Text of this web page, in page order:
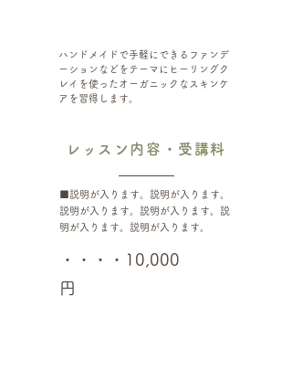
ハンドメイドで手軽にできるファンデ
ーションなどをテーマにヒーリングク
レイを使ったオーガニックなスキンケ
アを習得します。
レッスン内容・受講料
■説明が入ります。説明が入ります。
説明が入ります。説明が入ります。説
明が入ります。説明が入ります。
・・・・10,000
円